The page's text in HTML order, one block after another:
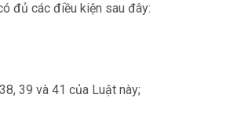
đủ các điều kiện sau đây:
39 và 41 của Luật này;